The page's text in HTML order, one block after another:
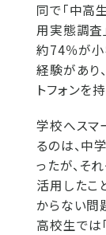
同で「中高
用実態調査
約74％が
経験があり
トフォンを
学校へスマ
るのは、中
ったが、そ
活用したこ
からない問
高校生では